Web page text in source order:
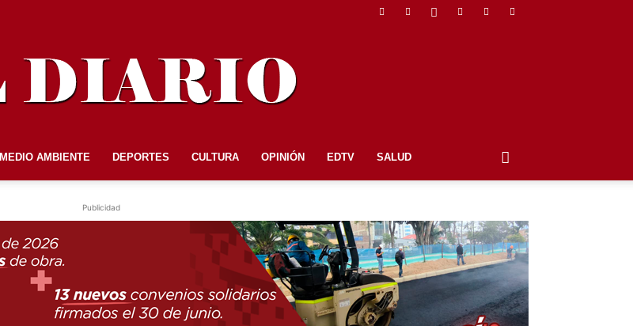
DIARIO
MEDIO AMBIENTE DEPORTES CULTURA OPINIÓN EDTV SALUD
Publicidad